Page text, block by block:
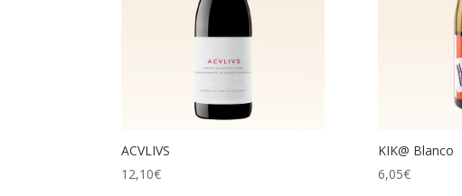
ACVLIVS
12,10€
KIK@ Blanco
6,05€